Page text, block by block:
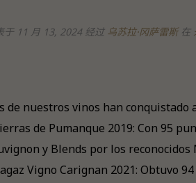
于 11 月 13, 2024 经过 乌苏拉·冈萨雷斯在
de nuestros vinos han
de Pumanque 2019: Con 95
y Blends por los
Vigno Carignan 2021: Obtuvo